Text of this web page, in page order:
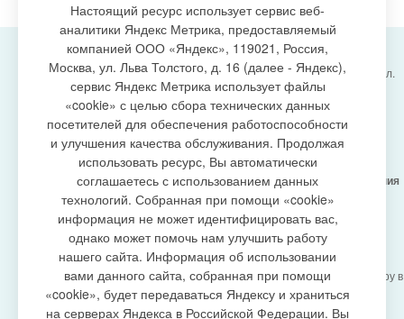
создание сайта
Администрация городского поселения Излучинск, ул.
Энергетиков, 6, пгт. Излучинск, Нижневартовский
район,
Ханты-Мансийский автономный округ-Югра
(Тюменская область), 628634
Сетевое изданиеhttps://www.gp-izluchinsk.ru
16+
Учредитель -Администрация городского поселения
Излучинск
Главный редактор - Бурич Денис Ярославович
Телефон/факс:(3466) 28-13-77, e-mail:
admizl@rambler.ru
Сетевое изданиеhttps://www.gp-izluchinsk.ru
зарегистрировано Федеральной службой по надзору в
сфере связи,
информационных технологий и массовых
Настоящий ресурс использует сервис веб-
аналитики Яндекс Метрика, предоставляемый
компанией ООО «Яндекс», 119021, Россия,
Москва, ул. Льва Толстого, д. 16 (далее - Яндекс),
сервис Яндекс Метрика использует файлы
«cookie» с целью сбора технических данных
посетителей для обеспечения работоспособности
и улучшения качества обслуживания. Продолжая
использовать ресурс, Вы автоматически
соглашаетесь с использованием данных
технологий. Собранная при помощи «cookie»
информация не может идентифицировать вас,
однако может помочь нам улучшить работу
нашего сайта. Информация об использовании
вами данного сайта, собранная при помощи
«cookie», будет передаваться Яндексу и храниться
на серверах Яндекса в Российской Федерации. Вы